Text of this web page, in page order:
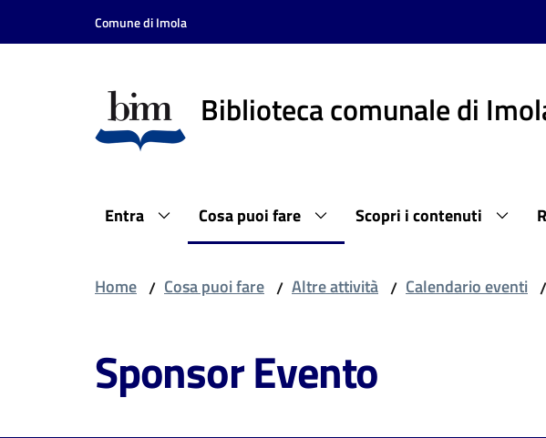
Vai al contenuto
Vai alla navigazione
Comune di Imola
Biblioteca comunale di
Entra Cosa puoi fare Scopri i contenuti
Home / Cosa puoi fare / Altre attività / Calendario eventi /
Sponsor Evento